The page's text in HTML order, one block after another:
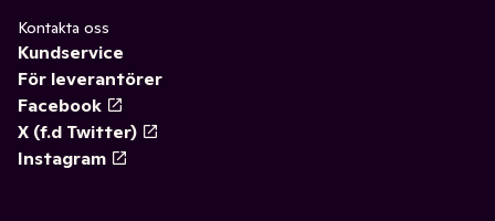
Kontakta oss
Kundservice
För leverantörer
Facebook
X (f.d Twitter)
Instagram